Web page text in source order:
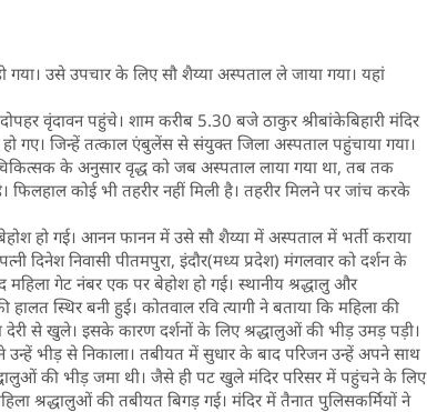
गया। उसे उपचार के लिए सौ शैय्या अस्पताल ले जाया गया। यहां
वृंदावन पहुंचे। शाम करीब 5.30 बजे ठाकुर श्रीबांकेबिहारी मंदिर
गए। जिन्हें तत्काल एंबुलेंस से संयुक्त जिला अस्पताल पहुंचाया गया।
के अनुसार वृद्ध को जब अस्पताल लाया गया था, तब तक
फिलहाल कोई भी तहरीर नहीं मिली है। तहरीर मिलने पर जांच करके
हो गई। आनन फानन में उसे सौ शैय्या में अस्पताल में भर्ती कराया
दिनेश निवासी पीतमपुरा, इंदौर(मध्य प्रदेश) मंगलवार को दर्शन के
महिला गेट नंबर एक पर बेहोश हो गई। स्थानीय श्रद्धालु और
स्थिर बनी हुई। कोतवाल रवि त्यागी ने बताया कि महिला की
देरी से खुले। इसके कारण दर्शनों के लिए श्रद्धालुओं की भीड़ उमड़ पड़ी।
उन्हें भीड़ से निकाला। तबीयत में सुधार के बाद परिजन उन्हें अपने साथ
की भीड़ जमा थी। जैसे ही पट खुले मंदिर परिसर में पहुंचने के लिए
श्रद्धालुओं की तबीयत बिगड़ गई। मंदिर में तैनात पुलिसकर्मियों ने